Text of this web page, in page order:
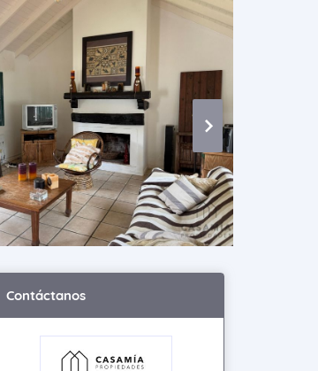
Contáctanos